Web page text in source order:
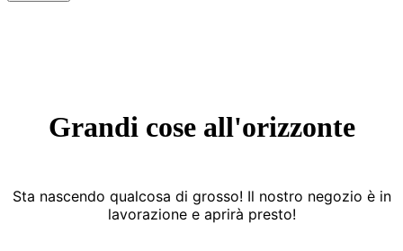
Grandi cose all'orizzonte
Sta nascendo qualcosa di grosso! Il nostro negozio è in
lavorazione e aprirà presto!